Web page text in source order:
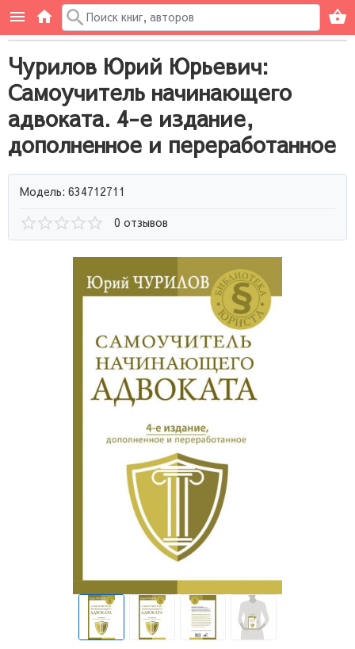
Чурилов Юрий Юрьевич:
Самоучитель начинающего
адвоката. 4-е издание,
дополненное и переработанное
Модель: 634712711
0 отзывов